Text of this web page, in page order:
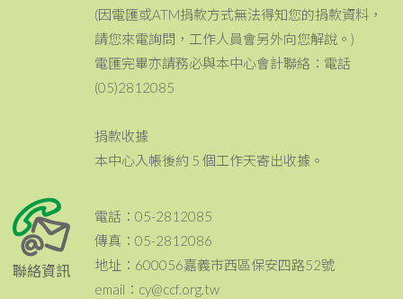
(因電匯或ATM捐款方式無法得知您的捐款資料，
請您來電詢問，工作人員會另外向您解說。)
電匯完畢亦請務必與本中心會計聯絡：電話
(05)2812085
捐款收據
本中心入帳後約 5 個工作天寄出收據。
聯絡資訊
電話：05-2812085
傳真：05-2812086
地址：600056嘉義市西區保安四路52號
email：cy@ccf.org.tw